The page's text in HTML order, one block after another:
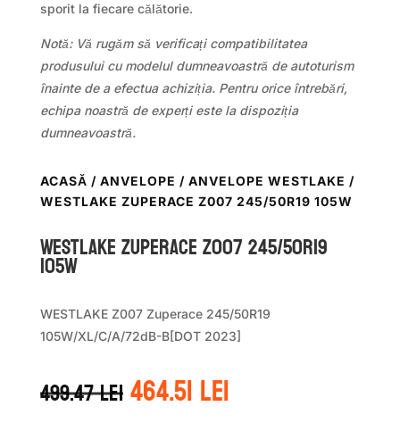
sporit la fiecare călătorie.
Notă: Vă rugăm să verificați compatibilitatea
produsului cu modelul dumneavoastră de autoturism
înainte de a efectua achiziția. Pentru orice întrebări,
echipa noastră de experți este la dispoziția
dumneavoastră.
ACASĂ / ANVELOPE / ANVELOPE WESTLAKE /
WESTLAKE ZUPERACE Z007 245/50R19 105W
WestLake ZUPERACE Z007 245/50R19
105W
WESTLAKE Z007 Zuperace 245/50R19
105W/XL/C/A/72dB-B[DOT 2023]
499.47leiPrețul
inițial
464.51leiPrețul
curent